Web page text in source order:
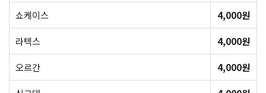
쇼케이스
4,000원
라텍스
4,000원
오르간
4,000원